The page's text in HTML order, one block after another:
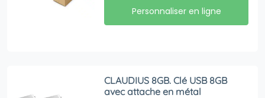
Personnaliser en ligne
CLAUDIUS 8GB. Clé USB 8GB
avec attache en métal